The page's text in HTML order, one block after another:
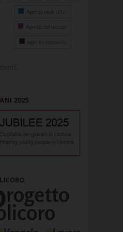
Agenda degli uffici
Agenda del vescovo
Agenda diocesana
2025